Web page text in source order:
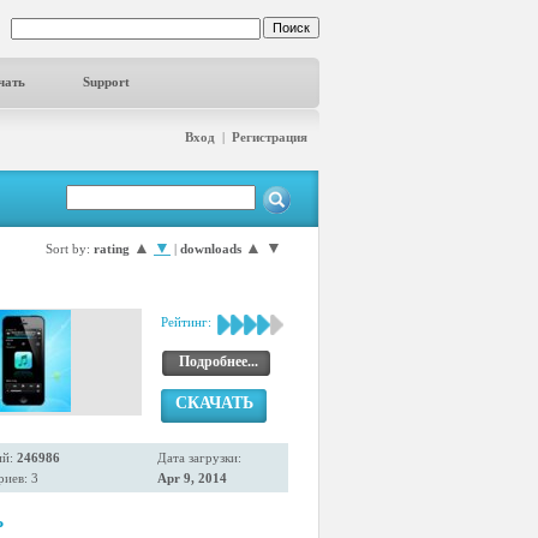
Support
Вход | Регистрация
Sort by: rating ▲ ▼ | downloads ▲ ▼
Рейтинг:
Подробнее...
СКАЧАТЬ
246986
3
Дата загрузки:
Apr 9, 2014